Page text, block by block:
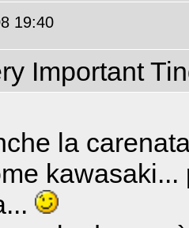
19:40
Important
la